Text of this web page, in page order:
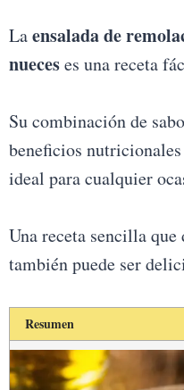
Laensalada de
nueceses una receta
Su combinación de
beneficios
ideal para cualquier
Una receta sencilla que
también puede ser
Resumen